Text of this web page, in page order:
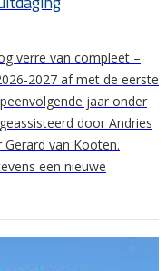
verre van compleet –
2027 af met de eerste
jaar onder
door Andries
Gerard van Kooten.
een nieuwe